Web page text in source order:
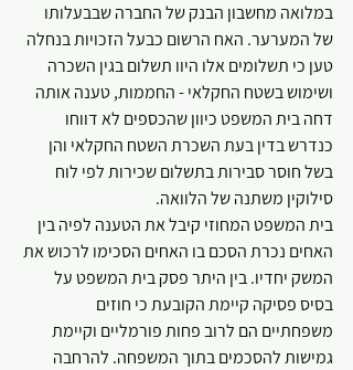
במלואה מחשבון הבנק של החברה שבבעלותו
של המערער. האח הרשום כבעל הזכויות בנחלה
טען כי תשלומים אלו היוו תשלום בגין השכרה
ושימוש בשטח החקלאי - החממות, טענה אותה
דחה בית המשפט כיוון שהכספים לא דווחו
כנדרש בדין בעת השכרת השטח החקלאי והן
בשל חוסר סבירות בתשלום שכירות לפי לוח
סילוקין משתנה של הלוואה.
בית המשפט המחוזי קיבל את הטענה לפיה בין
האחים נכרת הסכם בו האחים הסכימו לרכוש את
המשק יחדיו. בין היתר פסק בית המשפט על
בסיס פסיקה קיימת הקובעת כי חוזים
משפחתיים הם לרוב פחות פורמליים וקיימת
גמישות להסכמים בתוך המשפחה. להרחבה